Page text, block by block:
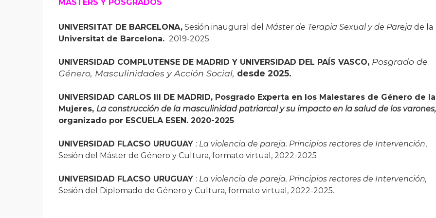
MÁSTERS Y POSGRADOS
UNIVERSITAT DE BARCELONA,Sesión inaugural del Máster de Terapia Sexual y de Pareja de la
Universitat de Barcelona. 2019-2025
UNIVERSIDAD COMPLUTENSE DE MADRID Y UNIVERSIDAD DEL PAÍS VASCO, Posgrado de
Género, Masculinidades y Acción Social, desde 2025.
UNIVERSIDAD CARLOS III DE MADRID, Posgrado Experta en los Malestares de Género de
Mujeres, La construcción de la masculinidad patriarcal y su impacto en la salud de los varones,
organizado por ESCUELA ESEN. 2020-2025
UNIVERSIDAD FLACSO URUGUAY : La violencia de pareja. Principios rectores de Intervención,
Sesión del Máster de Género y Cultura, formato virtual, 2022-2025
UNIVERSIDAD FLACSO URUGUAY : La violencia de pareja. Principios rectores de Intervención,
Sesión del Diplomado de Género y Cultura, formato virtual, 2022-2025.